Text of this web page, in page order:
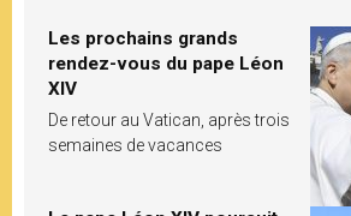
Les prochains grands
rendez-vous du pape Léon
XIV
De retour au Vatican, après trois
semaines de vacances